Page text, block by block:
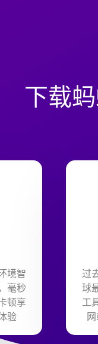
下载
境智
毫秒
顿享
验
过
球
工